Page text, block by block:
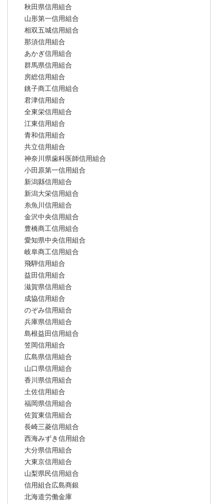
秋田県信用組合
山形第一信用組合
相双五城信用組合
那須信用組合
あかぎ信用組合
群馬県信用組合
房総信用組合
銚子商工信用組合
君津信用組合
全東栄信用組合
江東信用組合
青和信用組合
共立信用組合
神奈川県歯科医師信用組合
小田原第一信用組合
新潟縣信用組合
新潟大栄信用組合
糸魚川信用組合
金沢中央信用組合
豊橋商工信用組合
愛知県中央信用組合
岐阜商工信用組合
飛騨信用組合
益田信用組合
滋賀県信用組合
成協信用組合
のぞみ信用組合
兵庫県信用組合
島根益田信用組合
笠岡信用組合
広島県信用組合
山口県信用組合
香川県信用組合
土佐信用組合
福岡県信用組合
佐賀東信用組合
長崎三菱信用組合
西海みずき信用組合
大分県信用組合
大東京信用組合
山梨県民信用組合
信用組合広島商銀
北海道労働金庫